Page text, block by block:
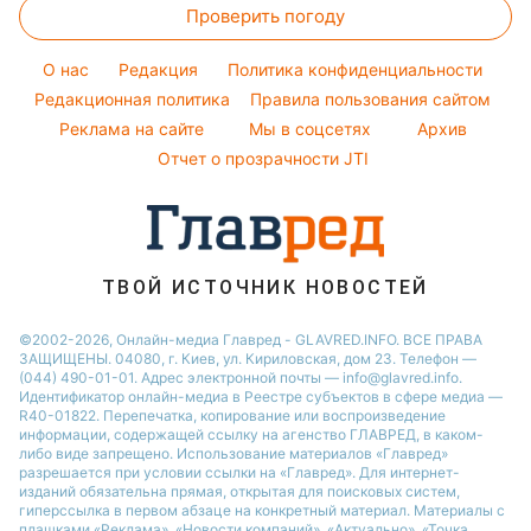
Виталий Козловский
Новости Житомира
Новости Одессы
Новости Харькова
Новости Полтавы
Праздничное меню
Курс валют
Магнитные бури
Погода на сегодня
Погода на завтра
Пылевая буря
Проверить погоду
O нас Редакция
Политика конфиденциальности
Редакционная политика
Правила пользования сайтом
Реклама на сайте
Мы в соцсетях
Архив
Отчет о прозрачности JTI
ТВОЙ ИСТОЧНИК НОВОСТЕЙ
©2002-2026, Онлайн-медиа Главред - GLAVRED.INFO. ВСЕ ПРАВА
ЗАЩИЩЕНЫ. 04080, г. Киев, ул. Кириловская, дом 23. Телефон —
(044) 490-01-01. Адрес электронной почты — info@glavred.info.
Идентификатор онлайн-медиа в Реестре cубъектов в сфере медиа —
R40-01822. Перепечатка, копирование или воспроизведение
информации, содержащей ссылку на агенство ГЛАВРЕД, в каком-
либо виде запрещено. Использование материалов «Главред»
разрешается при условии ссылки на «Главред». Для интернет-
изданий обязательна прямая, открытая для поисковых систем,
гиперссылка в первом абзаце на конкретный материал. Материалы с